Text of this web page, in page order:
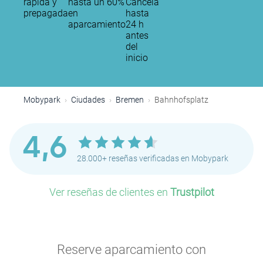
prepagadaen
aparcamiento
hasta
24 h
antes
del
inicio
Mobypark Ciudades Bremen Bahnhofsplatz
4,6 28.000+ reseñas verificadas en Mobypark
Ver reseñas de clientes en Trustpilot
Reserve aparcamiento con